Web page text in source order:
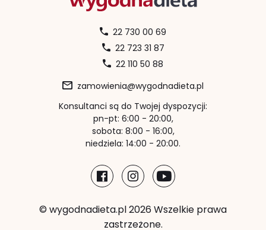
22 730 00 69
22 723 31 87
22 110 50 88
zamowienia@wygodnadieta.pl
Konsultanci są do Twojej dyspozycji:
pn-pt: 6:00 - 20:00,
sobota: 8:00 - 16:00,
niedziela: 14:00 - 20:00.
© wygodnadieta.pl 2026 Wszelkie prawa
zastrzeżone.